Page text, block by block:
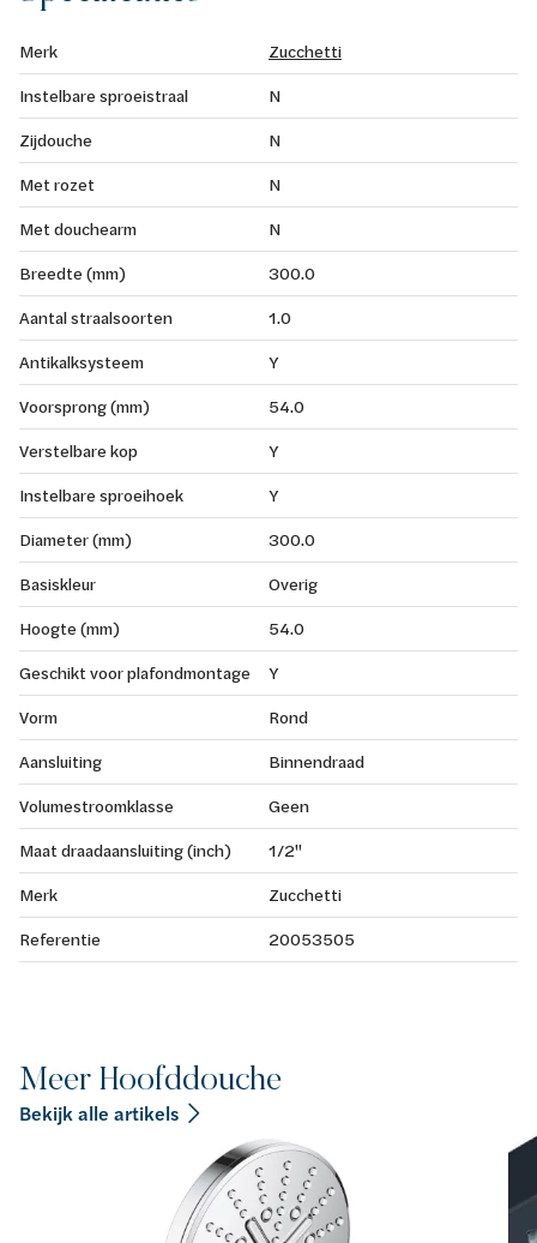
Merk
Zucchetti
Instelbare sproeistraal
N
Zijdouche
N
Met rozet
N
Met douchearm
N
Breedte (mm)
300.0
Aantal straalsoorten
1.0
Antikalksysteem
Y
Voorsprong (mm)
54.0
Verstelbare kop
Y
Instelbare sproeihoek
Y
Diameter (mm)
300.0
Basiskleur
Overig
Hoogte (mm)
54.0
Geschikt voor plafondmontage
Y
Vorm
Rond
Aansluiting
Binnendraad
Volumestroomklasse
Geen
Maat draadaansluiting (inch)
1/2"
Merk
Zucchetti
Referentie
20053505
Meer Hoofddouche
Bekijk alle artikels